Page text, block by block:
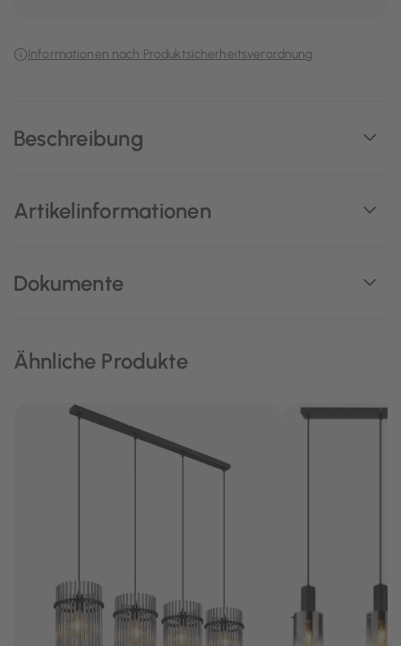
Beschreibung
Artikelinformationen
Dokumente
Informationen nach Produktsicherheitsverordnung